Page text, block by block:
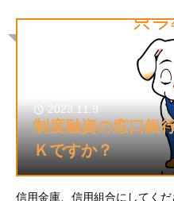
2023.11.9
制度融資の窓口銀
Ｋですか？
信用金庫、信用組合にしてく